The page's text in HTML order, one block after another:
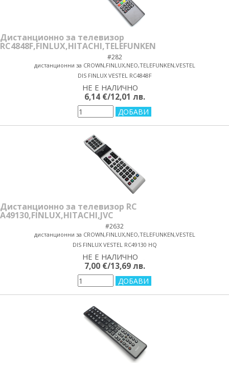
Дистанционно за телевизор
RC4848F,FINLUX,HITACHI,TELEFUNKEN
#282
дистанционни за CROWN,FINLUX,NEO,TELEFUNKEN,VESTEL
DIS FINLUX VESTEL RC4848F
НЕ Е НАЛИЧНО
6,14 €/12,01 лв.
Дистанционно за телевизор RC
A49130,FINLUX,HITACHI,JVC
#2632
дистанционни за CROWN,FINLUX,NEO,TELEFUNKEN,VESTEL
DIS FINLUX VESTEL RC49130 HQ
НЕ Е НАЛИЧНО
7,00 €/13,69 лв.